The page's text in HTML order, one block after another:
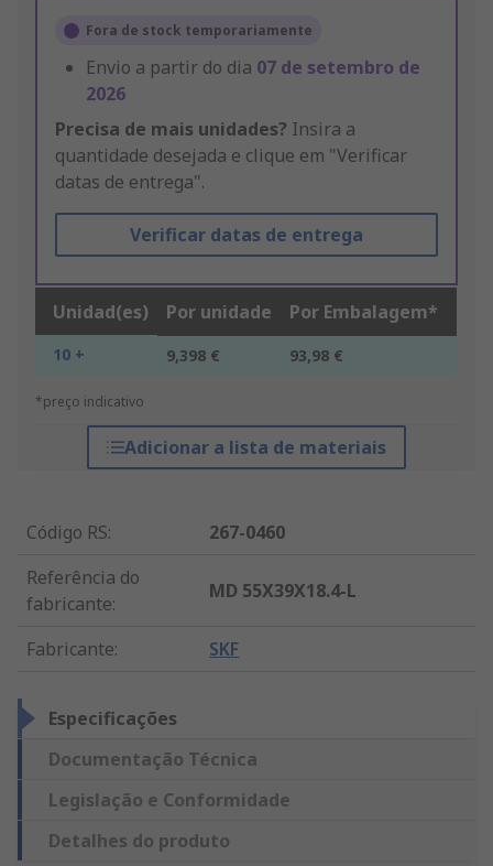
Fora de stock temporariamente
Envio a partir do dia 07 de setembro de
2026
Precisa de mais unidades? Insira a
quantidade desejada e clique em "Verificar
datas de entrega".
Verificar datas de entrega
Unidad(es) Por unidade Por Embalagem*
10 + 9,398 € 93,98 €
*preço indicativo
Adicionar a lista de materiais
Código RS:
267-0460
Referência do
fabricante:
MD 55X39X18.4-L
Fabricante: SKF
Especificações
Documentação Técnica
Legislação e Conformidade
Detalhes do produto